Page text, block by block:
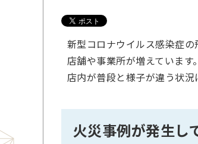
新型コロナウイルス感染症
店舗や事業所が増えています。
店内が普段と様子が違う状況
火災事例が発生し